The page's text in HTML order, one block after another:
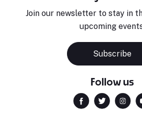
Join our newsletter to stay in
upcoming
Subscribe
Follow us